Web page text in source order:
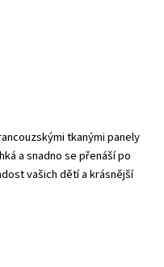
tkanými panely
a snadno se přenáší po
vašich dětí a krásnější